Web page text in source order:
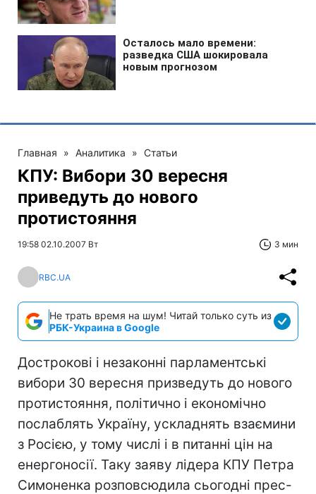
Главная » Аналитика » Статьи
КПУ: Вибори 30 вересня
приведуть до нового
протистояння
19:58 02.10.2007 Вт 3 мин
RBC.UA
Не трать время на шум! Читай только суть из
РБК-Украина в Google
Дострокові і незаконні парламентські
вибори 30 вересня призведуть до нового
протистояння, політично і економічно
послаблять Україну, ускладнять взаємини
з Росією, у тому числі і в питанні цін на
енергоносії. Таку заяву лідера КПУ Петра
Симоненка розповсюдила сьогодні прес-